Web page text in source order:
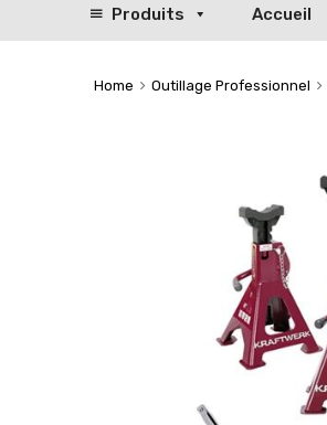
Produits Accueil
Home Outillage Professionnel